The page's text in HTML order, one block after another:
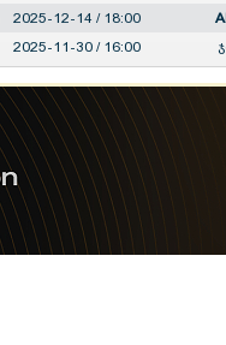
2025-12-14 / 18:00
2025-11-30 / 16:00